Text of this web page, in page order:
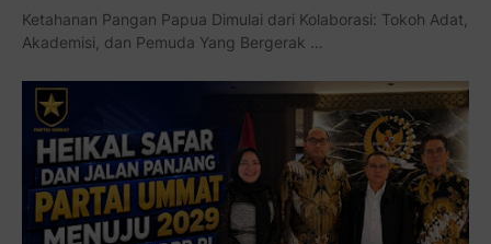
Ketahanan Pangan Papua Dimulai dari Kolaborasi: Tokoh Adat,
Akademisi, dan Pemuda Yang Bergerak …